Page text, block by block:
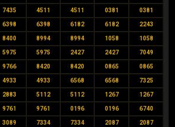
7435 4511 4511 0381 0381
6398 6398 6182 6182 2243
8400 8994 8994 1058 1058
5975 5975 2427 2427 7049
9766 8420 8420 0865 0865
4933 4933 6568 6568 7325
2883 5112 5112 1267 1267
9761 9761 0196 0196 6740
3089 7334 7334 2087 2087